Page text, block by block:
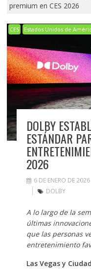
premium en CES 2026
CES Estados Unidos de
DOLBY
ESTÁNDAR
2026
6 DE ENERO DE 2026
DOLBY
A lo largo de la
últimas
que las personas
entretenimiento
Las Vegas y